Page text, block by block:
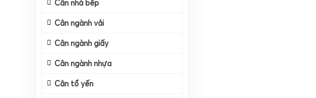
Cân nhà bếp
Cân ngành vải
Cân ngành giấy
Cân ngành nhựa
Cân tổ yến